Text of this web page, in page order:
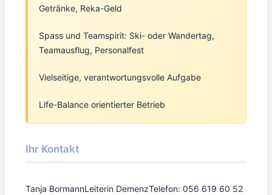
Getränke, Reka-Geld
Spass und Teamspirit: Ski- oder Wandertag,
Teamausflug, Personalfest
Vielseitige, verantwortungsvolle Aufgabe
Life-Balance orientierter Betrieb
Ihr Kontakt
Tanja BormannLeiterin DemenzTelefon: 056 619 60 52